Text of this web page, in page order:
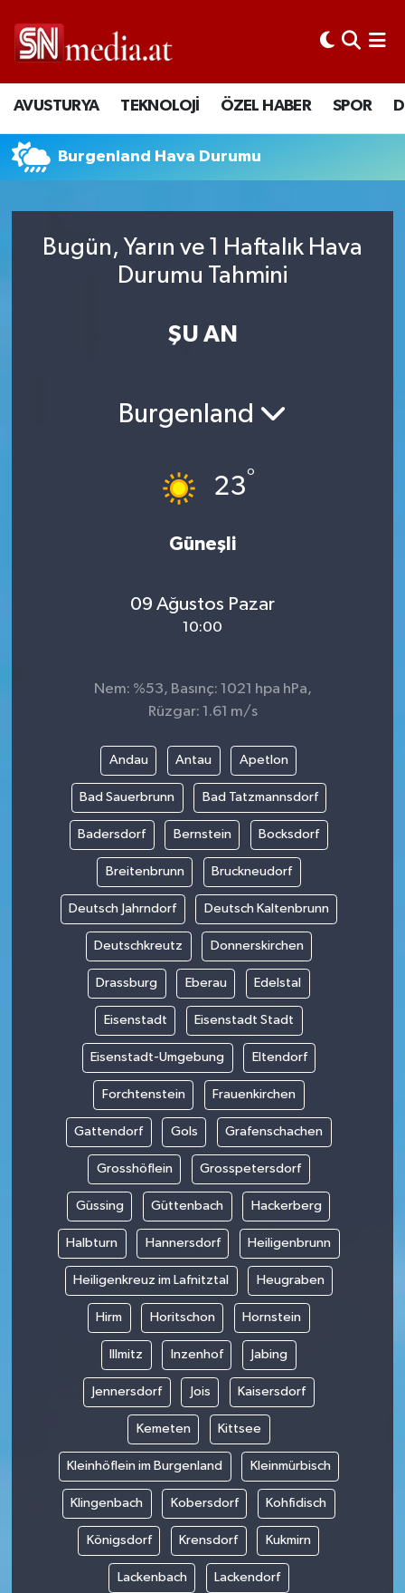
AVUSTURYA TEKNOLOJİ ÖZEL HABER SPOR
Burgenland Hava Durumu
Bugün, Yarın ve 1 Haftalık Hava
Durumu Tahmini
ŞU AN
Burgenland
23°
Güneşli
09 Ağustos Pazar
10:00
Nem: %53, Basınç: 1021 hpa hPa,
Rüzgar: 1.61 m/s
Andau Antau Apetlon
Bad Sauerbrunn Bad Tatzmannsdorf
Badersdorf Bernstein Bocksdorf
Breitenbrunn Bruckneudorf
Deutsch Jahrndorf Deutsch Kaltenbrunn
Deutschkreutz Donnerskirchen
Drassburg Eberau Edelstal
Eisenstadt Eisenstadt Stadt
Eisenstadt-Umgebung Eltendorf
Forchtenstein Frauenkirchen
Gattendorf Gols Grafenschachen
Grosshöflein Grosspetersdorf
Güssing Güttenbach Hackerberg
Halbturn Hannersdorf Heiligenbrunn
Heiligenkreuz im Lafnitztal Heugraben
Hirm Horitschon Hornstein
Illmitz Inzenhof Jabing
Jennersdorf Jois Kaisersdorf
Kemeten Kittsee
Kleinhöflein im Burgenland Kleinmürbisch
Klingenbach Kobersdorf Kohfidisch
Königsdorf Krensdorf Kukmirn
Lackenbach Lackendorf